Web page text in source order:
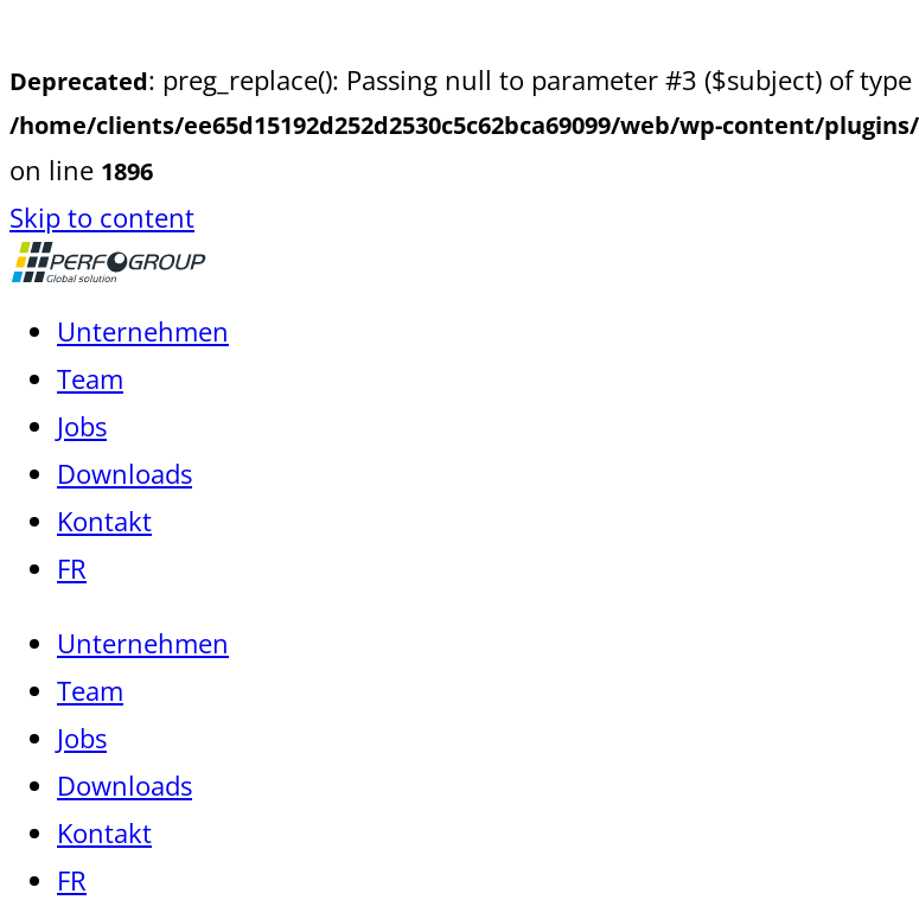
Deprecated: preg_replace(): Passing null to parameter #3 ($subject) of
/home/clients/ee65d15192d252d2530c5c62bca69099/web/wp-content/
on line 1896
Skip to content
Unternehmen
Team
Jobs
Downloads
Kontakt
FR
Unternehmen
Team
Jobs
Downloads
Kontakt
FR